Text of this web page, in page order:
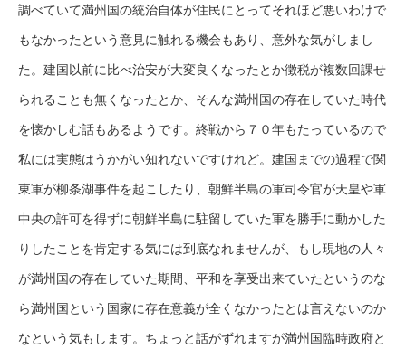
調べていて満州国の統治自体が住民にとってそれほど悪いわけで
もなかったという意見に触れる機会もあり、意外な気がしまし
た。建国以前に比べ治安が大変良くなったとか徴税が複数回課せ
られることも無くなったとか、そんな満州国の存在していた時代
を懐かしむ話もあるようです。終戦から７０年もたっているので
私には実態はうかがい知れないですけれど。建国までの過程で関
東軍が柳条湖事件を起こしたり、朝鮮半島の軍司令官が天皇や軍
中央の許可を得ずに朝鮮半島に駐留していた軍を勝手に動かした
りしたことを肯定する気には到底なれませんが、もし現地の人々
が満州国の存在していた期間、平和を享受出来ていたというのな
ら満州国という国家に存在意義が全くなかったとは言えないのか
なという気もします。ちょっと話がずれますが満州国臨時政府と